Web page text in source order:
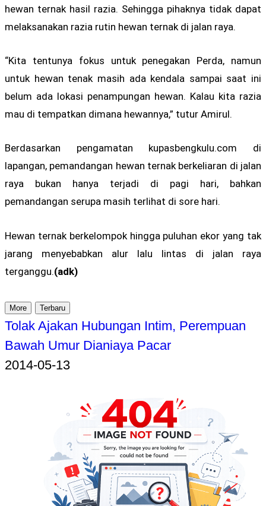
hewan ternak hasil razia. Sehingga pihaknya tidak dapat
melaksanakan razia rutin hewan ternak di jalan raya.
“Kita tentunya fokus untuk penegakan Perda, namun
untuk hewan tenak masih ada kendala sampai saat ini
belum ada lokasi penampungan hewan. Kalau kita razia
mau di tempatkan dimana hewannya,” tutur Amirul.
Berdasarkan pengamatan kupasbengkulu.com di
lapangan, pemandangan hewan ternak berkeliaran di jalan
raya bukan hanya terjadi di pagi hari, bahkan
pemandangan serupa masih terlihat di sore hari.
Hewan ternak berkelompok hingga puluhan ekor yang tak
jarang menyebabkan alur lalu lintas di jalan raya
terganggu.(adk)
More Terbaru
Tolak Ajakan Hubungan Intim, Perempuan
Bawah Umur Dianiaya Pacar
2014-05-13